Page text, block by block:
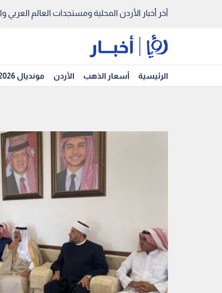
آخر أخبار الأردن المحلية ومستجدات العالم العربي
الرئيسية أسعار الذهب الأردن مونديال 2026